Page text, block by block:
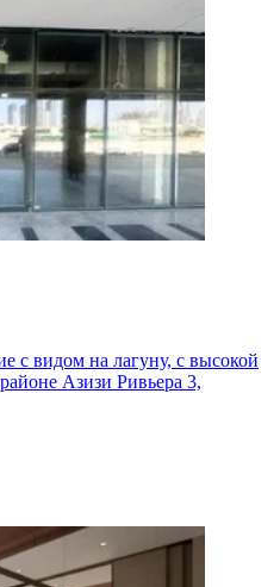
с видом на лагуну, с высокой
Азизи Ривьера 3,